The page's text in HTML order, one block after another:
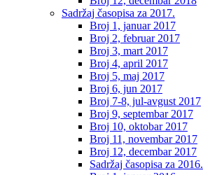
Sadržaj časopisa za 2017.
Broj 1, januar 2017
Broj 2, februar 2017
Broj 3, mart 2017
Broj 4, april 2017
Broj 5, maj 2017
Broj 6, jun 2017
Broj 7-8, jul-avgust 2017
Broj 9, septembar 2017
Broj 10, oktobar 2017
Broj 11, novembar 2017
Broj 12, decembar 2017
Sadržaj časopisa za 2016.